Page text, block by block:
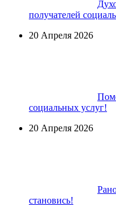
получателей
20 Апреля 2026
социальных услуг!
20 Апреля 2026
становись!